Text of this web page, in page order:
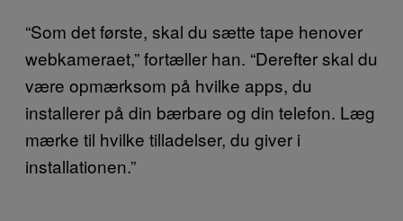
“Som det første, skal du sætte tape henover
webkameraet,” fortæller han. “Derefter skal du
være opmærksom på hvilke apps, du
installerer på din bærbare og din telefon. Læg
mærke til hvilke tilladelser, du giver i
installationen.”